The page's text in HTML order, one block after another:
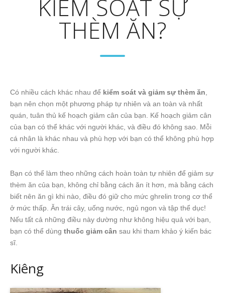
KIỂM SOÁT SỰ
THÈM ĂN?
Có nhiều cách khác nhau để kiểm soát và giảm sự thèm ăn
bạn nên chọn một phương pháp tự nhiên và an toàn và nhất
quán, tuân thủ kế hoạch giảm cân của bạn. Kế hoạch giảm cân
của bạn có thể khác với người khác, và điều đó không sao. Mỗi
cá nhân là khác nhau và phù hợp với bạn có thể không phù hợp
với người khác.
Bạn có thể làm theo những cách hoàn toàn tự nhiên để giảm sự
thèm ăn của bạn, không chỉ bằng cách ăn ít hơn, mà bằng cách
biết nên ăn gì khi nào, điều đó giữ cho mức ghrelin trong cơ thể
ở mức thấp. Ăn trái cây, uống nước, ngủ ngon và tập thể dục!
Nếu tất cả những điều này dường như không hiệu quả với bạn,
bạn có thể dùng thuốc giảm cân sau khi tham khảo ý kiến bác
sĩ.
Kiêng